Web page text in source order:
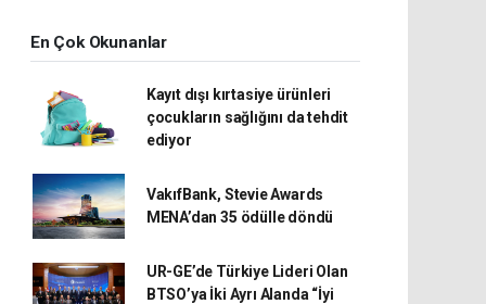
En Çok Okunanlar
Kayıt dışı kırtasiye ürünleri
çocukların sağlığını da tehdit
ediyor
VakıfBank, Stevie Awards
MENA’dan 35 ödülle döndü
UR-GE’de Türkiye Lideri Olan
BTSO’ya İki Ayrı Alanda “İyi